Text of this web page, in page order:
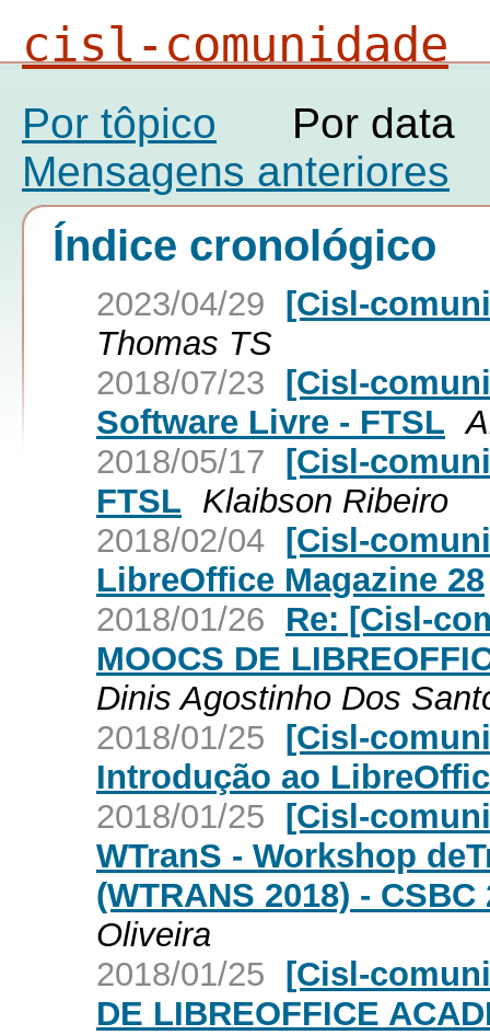
cisl-comunidade
Por tôpico
Por data
Mensagens anteriores
Índice cronológico
2023/04/29 [Cisl-
Thomas TS
2018/07/23 [Cisl-
Software Livre - FTSL
2018/05/17 [Cisl-
FTSL Klaibson Ribeiro
2018/02/04 [Cisl-
LibreOffice Magazine 28
2018/01/26
Re: [Cisl-
MOOCS DE
Dinis Agostinho Dos
2018/01/25 [Cisl-
Introdução ao
2018/01/25 [Cisl-
WTranS - Workshop
(WTRANS 2018) - CSBC
Oliveira
2018/01/25 [Cisl-
DE LIBREOFFICE